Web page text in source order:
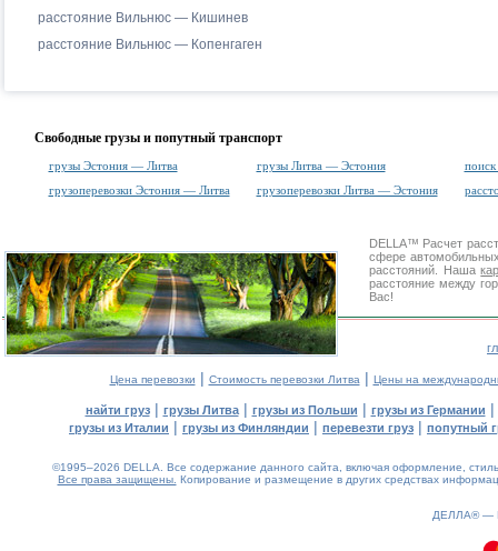
расстояние Вильнюс — Кишинев
расстояние Вильнюс — Копенгаген
Свободные грузы и попутный транспорт
грузы Эстония — Литва грузы Литва — Эстония
поиск
грузоперевозки Эстония — Литва
грузоперевозки Литва — Эстония
DELLA™ Расчет
сфере
расстояний. Наша
расстояние между
Вас!
Цена перевозки | Стоимость перевозки Литва | Цены на
найти груз| грузы Литва| грузы из Польши | грузы из Германии |
грузы из Италии | грузы из Финляндии | перевезти груз | попутный
©1995–2026 DELLA. Все содержание данного сайта, включая оформление,
Все права защищены. Копирование и размещение в других средствах
ДЕЛЛА® —